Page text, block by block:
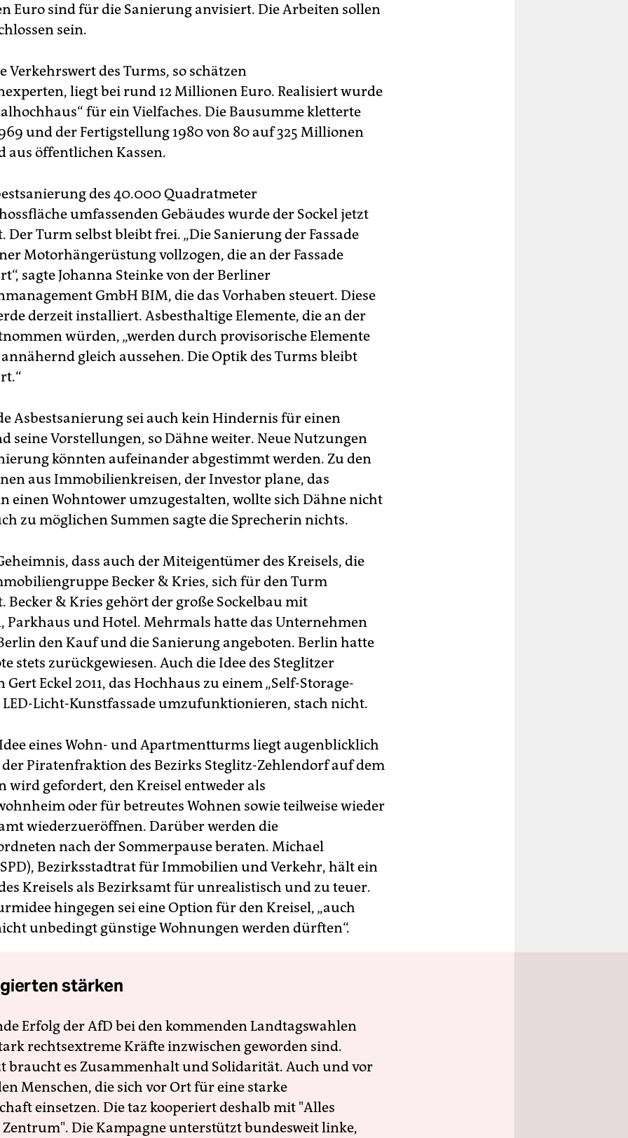
Euro sind für die Sanierung anvisiert. Die Arbeiten sollen
sein.
Verkehrswert des Turms, so schätzen
liegt bei rund 12 Millionen Euro. Realisiert wurde
für ein Vielfaches. Die Bausumme kletterte
und der Fertigstellung 1980 von 80 auf 325 Millionen
aus öffentlichen Kassen.
des 40.000 Quadratmeter
umfassenden Gebäudes wurde der Sockel jetzt
Der Turm selbst bleibt frei. „Die Sanierung der Fassade
Motorhängerüstung vollzogen, die an der Fassade
sagte Johanna Steinke von der Berliner
GmbH BIM, die das Vorhaben steuert. Diese
derzeit installiert. Asbesthaltige Elemente, die an der
würden, „werden durch provisorische Elemente
gleich aussehen. Die Optik des Turms bleibt
Asbestsanierung sei auch kein Hindernis für einen
seine Vorstellungen, so Dähne weiter. Neue Nutzungen
könnten aufeinander abgestimmt werden. Zu den
aus Immobilienkreisen, der Investor plane, das
einen Wohntower umzugestalten, wollte sich Dähne nicht
zu möglichen Summen sagte die Sprecherin nichts.
dass auch der Miteigentümer des Kreisels, die
Becker & Kries, sich für den Turm
Becker & Kries gehört der große Sockelbau mit
Parkhaus und Hotel. Mehrmals hatte das Unternehmen
den Kauf und die Sanierung angeboten. Berlin hatte
stets zurückgewiesen. Auch die Idee des Steglitzer
Eckel 2011, das Hochhaus zu einem „Self-Storage-
LED-Licht-Kunstfassade umzufunktionieren, stach nicht.
eines Wohn- und Apartmentturms liegt augenblicklich
Piratenfraktion des Bezirks Steglitz-Zehlendorf auf dem
wird gefordert, den Kreisel entweder als
oder für betreutes Wohnen sowie teilweise wieder
wiederzueröffnen. Darüber werden die
nach der Sommerpause beraten. Michael
Bezirksstadtrat für Immobilien und Verkehr, hält ein
Kreisels als Bezirksamt für unrealistisch und zu teuer.
hingegen sei eine Option für den Kreisel, „auch
unbedingt günstige Wohnungen werden dürften“.
stärken
Erfolg der AfD bei den kommenden Landtagswahlen
rechtsextreme Kräfte inzwischen geworden sind.
braucht es Zusammenhalt und Solidarität. Auch und vor
Menschen, die sich vor Ort für eine starke
einsetzen. Die taz kooperiert deshalb mit "Alles
Die Kampagne unterstützt bundesweit linke,